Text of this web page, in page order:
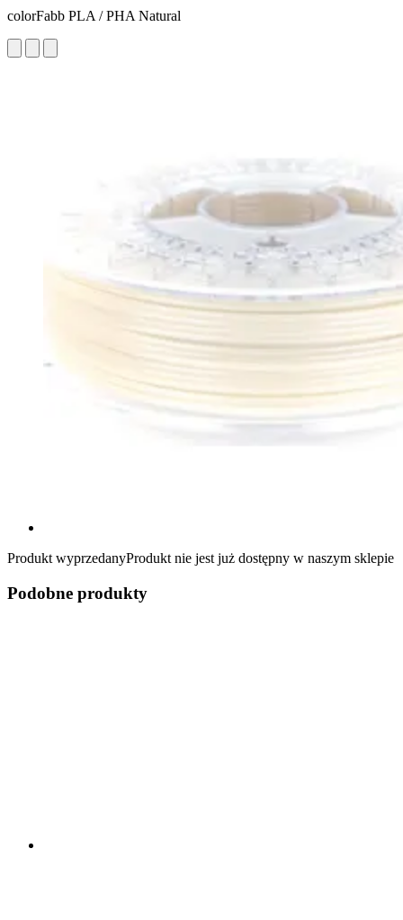
colorFabb PLA / PHA Natural
Produkt wyprzedanyProdukt nie jest już dostępny w naszym sklepie
Podobne produkty